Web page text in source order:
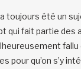
toujours été un
qui fait partie des
pour qu’on s’y